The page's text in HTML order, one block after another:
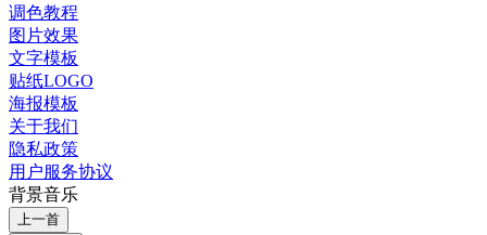
调色教程
图片效果
文字模板
贴纸LOGO
海报模板
关于我们
隐私政策
用户服务协议
背景音乐
上一首